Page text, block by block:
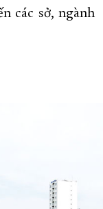
các sở, ngành